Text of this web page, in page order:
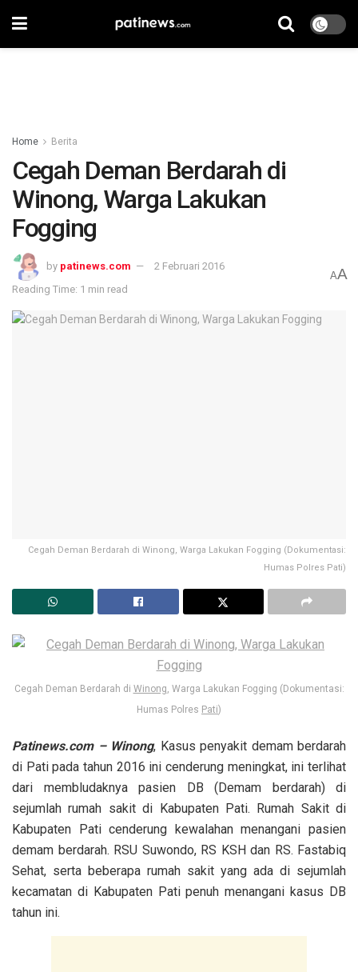
Home Berita
Cegah Deman Berdarah di
Winong, Warga Lakukan
Fogging
by patinews.com
2 Februari 2016
Reading Time: 1 min read
AA
Cegah Deman Berdarah di Winong, Warga Lakukan Fogging (Dokumentasi:
Humas Polres Pati)
Cegah Deman Berdarah di Winong, Warga Lakukan Fogging (Dokumentasi:
Humas Polres Pati)
Patinews.com – Winong, Kasus penyakit demam berdarah
di Pati pada tahun 2016 ini cenderung meningkat, ini terlihat
dari membludaknya pasien DB (Demam berdarah) di
sejumlah rumah sakit di Kabupaten Pati. Rumah Sakit di
Kabupaten Pati cenderung kewalahan menangani pasien
demam berdarah. RSU Suwondo, RS KSH dan RS. Fastabiq
Sehat, serta beberapa rumah sakit yang ada di sejumlah
kecamatan di Kabupaten Pati penuh menangani kasus DB
tahun ini.